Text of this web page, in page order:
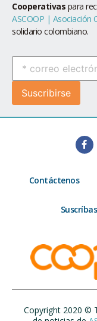
Cooperativas para
ASCOOP | Asociación
solidario colombiano.
Contáctenos
Copyright 2020 ©